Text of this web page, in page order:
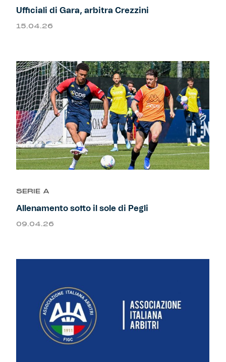
Ufficiali di Gara, arbitra Crezzini
15.04.26
SERIE A
Allenamento sotto il sole di Pegli
09.04.26